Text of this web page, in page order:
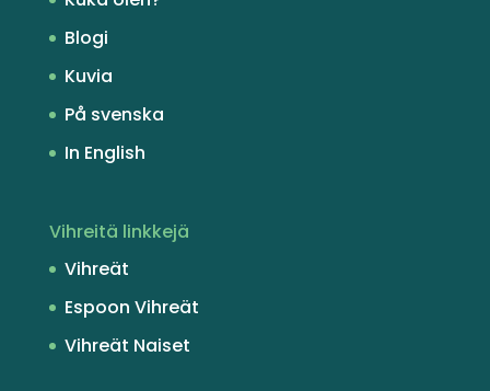
Blogi
Kuvia
På svenska
In English
Vihreitä linkkejä
Vihreät
Espoon Vihreät
Vihreät Naiset